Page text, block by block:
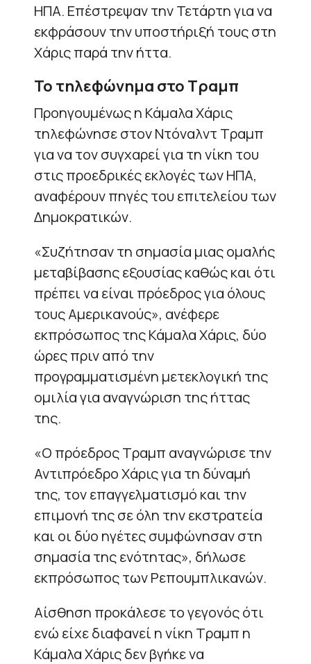
ΗΠΑ. Επέστρεψαν την Τετάρτη για να
εκφράσουν την υποστήριξή τους στη
Χάρις παρά την ήττα.
Το τηλεφώνημα στο Τραμπ
Προηγουμένως η Κάμαλα Χάρις
τηλεφώνησε στον Ντόναλντ Τραμπ
για να τον συγχαρεί για τη νίκη του
στις προεδρικές εκλογές των ΗΠΑ,
αναφέρουν πηγές του επιτελείου των
Δημοκρατικών.
«Συζήτησαν τη σημασία μιας ομαλής
μεταβίβασης εξουσίας καθώς και ότι
πρέπει να είναι πρόεδρος για όλους
τους Αμερικανούς», ανέφερε
εκπρόσωπος της Κάμαλα Χάρις, δύο
ώρες πριν από την
προγραμματισμένη μετεκλογική της
ομιλία για αναγνώριση της ήττας
της.
«Ο πρόεδρος Τραμπ αναγνώρισε την
Αντιπρόεδρο Χάρις για τη δύναμή
της, τον επαγγελματισμό και την
επιμονή της σε όλη την εκστρατεία
και οι δύο ηγέτες συμφώνησαν στη
σημασία της ενότητας», δήλωσε
εκπρόσωπος των Ρεπουμπλικανών.
Αίσθηση προκάλεσε το γεγονός ότι
ενώ είχε διαφανεί η νίκη Τραμπ η
Κάμαλα Χάρις δεν βγήκε να